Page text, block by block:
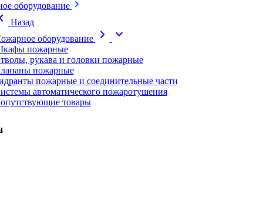
оборудование
Назад
оборудование
chevron_right expand_more
пожарные
рукава и головки пожарные
пожарные
пожарные и соединительные части
автоматического пожаротушения
товары